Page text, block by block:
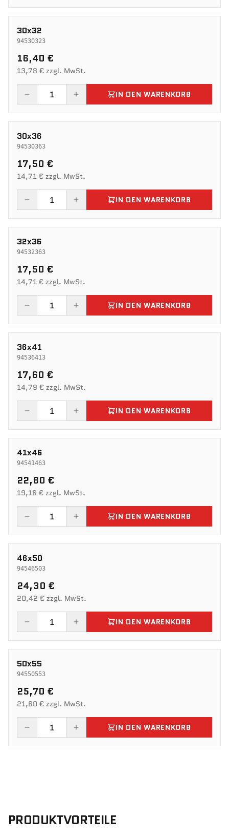
30x32
94530323
16,40 €
13,78 € zzgl. MwSt.
IN DEN WARENKORB
30x36
94530363
17,50 €
14,71 € zzgl. MwSt.
IN DEN WARENKORB
32x36
94532363
17,50 €
14,71 € zzgl. MwSt.
IN DEN WARENKORB
36x41
94536413
17,60 €
14,79 € zzgl. MwSt.
IN DEN WARENKORB
41x46
94541463
22,80 €
19,16 € zzgl. MwSt.
IN DEN WARENKORB
46x50
94546503
24,30 €
20,42 € zzgl. MwSt.
IN DEN WARENKORB
50x55
94550553
25,70 €
21,60 € zzgl. MwSt.
IN DEN WARENKORB
PRODUKTVORTEILE